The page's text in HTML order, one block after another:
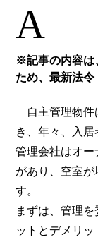
A
※記事の内容は
ため、最新法令
自主管理物件
き、年々、入居
管理会社はオ
があり、空室
す。
まずは、管理
ットとデメリ